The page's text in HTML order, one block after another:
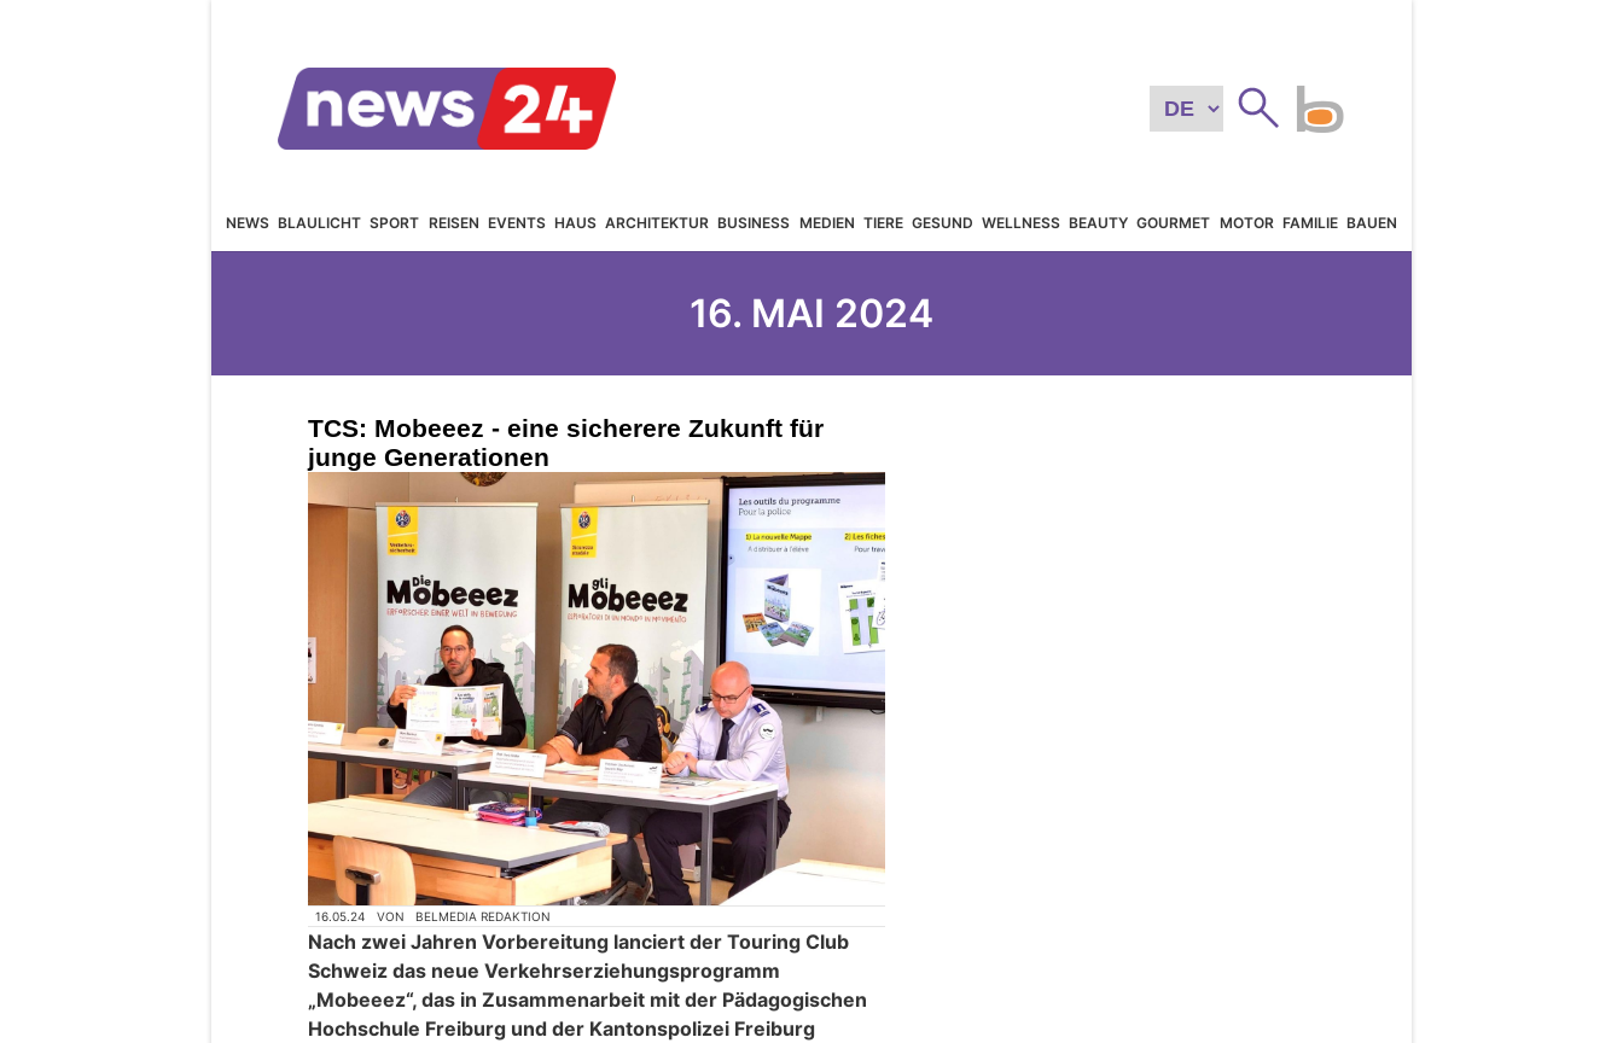
NEWS BLAULICHT SPORT REISEN EVENTS HAUS ARCHITEKTUR BUSINESS MEDIEN TIERE GESUND WELLNESS BEAUTY GOURMET MOTOR FAMILIE BAUEN
16. MAI 2024
TCS: Mobeeez - eine sicherere Zukunft für
junge Generationen
16.05.24 VON BELMEDIA REDAKTION
Nach zwei Jahren Vorbereitung lanciert der Touring Club
Schweiz das neue Verkehrserziehungsprogramm
„Mobeeez“, das in Zusammenarbeit mit der Pädagogischen
Hochschule Freiburg und der Kantonspolizei Freiburg